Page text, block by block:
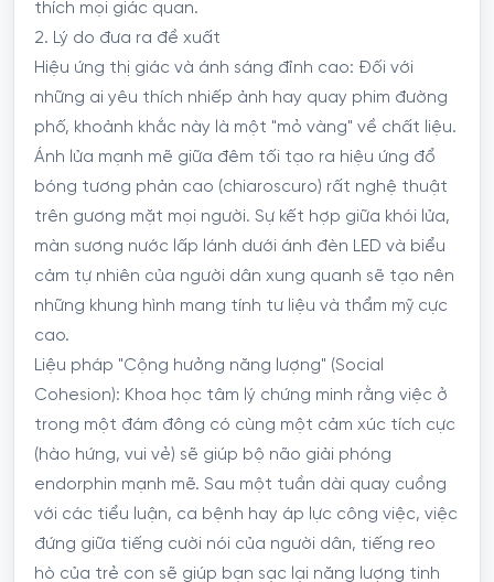
thích mọi giác quan.
2. Lý do đưa ra đề xuất
Hiệu ứng thị giác và ánh sáng đỉnh cao: Đối với
những ai yêu thích nhiếp ảnh hay quay phim đường
phố, khoảnh khắc này là một "mỏ vàng" về chất liệu.
Ánh lửa mạnh mẽ giữa đêm tối tạo ra hiệu ứng đổ
bóng tương phản cao (chiaroscuro) rất nghệ thuật
trên gương mặt mọi người. Sự kết hợp giữa khói lửa,
màn sương nước lấp lánh dưới ánh đèn LED và biểu
cảm tự nhiên của người dân xung quanh sẽ tạo nên
những khung hình mang tính tư liệu và thẩm mỹ cực
cao.
Liệu pháp "Cộng hưởng năng lượng" (Social
Cohesion): Khoa học tâm lý chứng minh rằng việc ở
trong một đám đông có cùng một cảm xúc tích cực
(hào hứng, vui vẻ) sẽ giúp bộ não giải phóng
endorphin mạnh mẽ. Sau một tuần dài quay cuồng
với các tiểu luận, ca bệnh hay áp lực công việc, việc
đứng giữa tiếng cười nói của người dân, tiếng reo
hò của trẻ con sẽ giúp bạn sạc lại năng lượng tinh